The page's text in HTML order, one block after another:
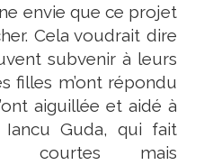
envie que ce projet
Cela voudrait dire
subvenir à leurs
filles m’ont répondu
aiguillée et aidé à
Iancu Guda, qui fait
courtes mais